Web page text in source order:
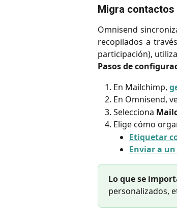
Migra contactos
Omnisend
recopilados a
participación),
Pasos de
En Mailchimp,
En Omnisend,
Selecciona
Elige cómo
Etiquetar
Enviar a
Lo que se
personalizados,